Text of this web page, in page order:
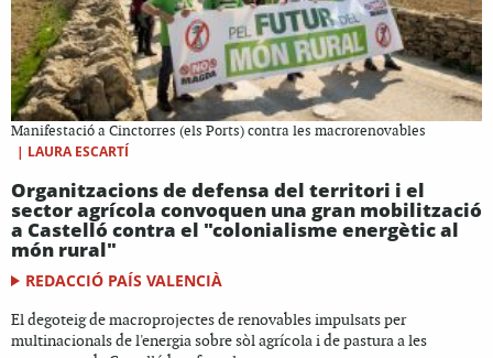
Manifestació a Cinctorres (els Ports) contra les macrorenovables
| LAURA ESCARTÍ
Organitzacions de defensa del territori i el
sector agrícola convoquen una gran mobilització
a Castelló contra el "colonialisme energètic al
món rural"
REDACCIÓ PAÍS VALENCIÀ
El degoteig de macroprojectes de renovables impulsats per
multinacionals de l'energia sobre sòl agrícola i de pastura a les